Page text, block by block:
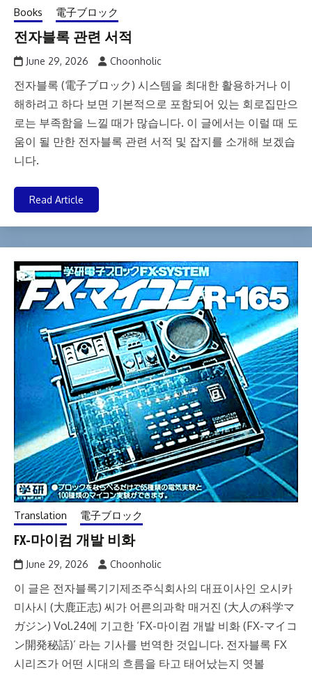
Books 電子ブロック
전자블록 관련 서적
June 29, 2026 Choonholic
전자블록 (電子ブロック) 시스템을 최대한 활용하거나 이
해하려고 하다 보면 기본적으로 포함되어 있는 회로집만으
로는 부족함을 느낄 때가 많습니다. 이 글에서는 이럴 때 도
움이 될 만한 전자블록 관련 서적 및 잡지를 소개해 보겠습
니다.
Read Article
Translation 電子ブロック
FX-마이컴 개발 비화
June 29, 2026 Choonholic
이 글은 전자블록기기제조주식회사의 대표이사인 오시카
미사시 (大鹿正志) 씨가 어른의과학 매거진 (大人の科学マ
ガジン) Vol.24에 기고한 ‘FX-마이컴 개발 비화 (FX-マイコ
ン開発秘話)’ 라는 기사를 번역한 것입니다. 전자블록 FX
시리즈가 어떤 시대의 흐름을 타고 태어났는지 엿볼